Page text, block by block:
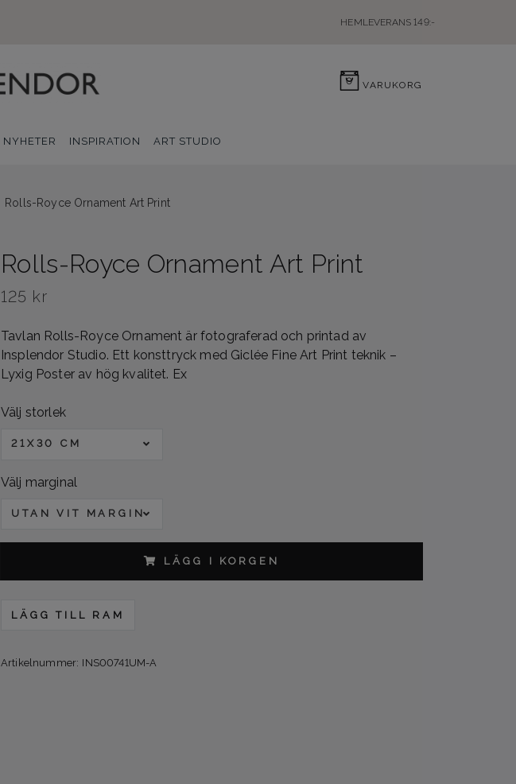
HEMLEVERANS 149:-
0 VARUKORG
NYHETER INSPIRATION ART STUDIO
Rolls-Royce Ornament Art Print
Rolls-Royce Ornament Art Print
125 kr
Tavlan Rolls-Royce Ornament är fotograferad och printad av
Insplendor Studio. Ett konsttryck med Giclée Fine Art Print teknik –
Lyxig Poster av hög kvalitet. Ex
Välj storlek
21X30 CM
Välj marginal
UTAN VIT MARGINAL
LÄGG I KORGEN
LÄGG TILL RAM
Artikelnummer: INS00741UM-A